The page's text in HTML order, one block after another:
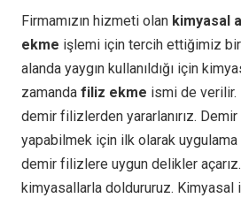
Firmamızın hizmeti olan kimyasal
ekme işlemi için tercih ettiğimiz bir
alanda yaygın kullanıldığı için
zamanda filiz ekme ismi de
demir filizlerden yararlanırız.
yapabilmek için ilk olarak uygulama
demir filizlere uygun delikler
kimyasallarla doldururuz. Kimyasal